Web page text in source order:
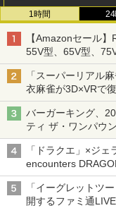
1時間 24
【Amazonセール
55V型、65V型、
「スーパーリアル
衣麻雀が3D×VRで
発売から2週間は
バーガーキング、
ティ ザ・ワンパウ
「特製ガーリック
「ドラクエ」×ジ
encounters
アイスカップに入
オリジナルアート
「イーグレットツ
開するファミ通